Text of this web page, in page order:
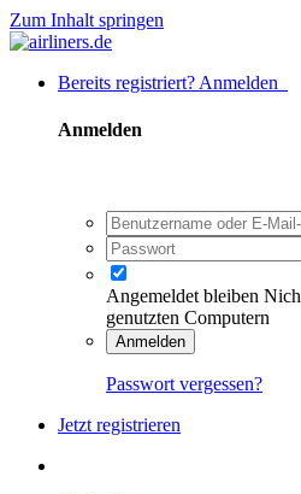
Zum Inhalt springen
Bereits registriert? Anmelden
Anmelden
Angemeldet bleiben
genutzten Computern
Anmelden
Passwort vergessen?
Jetzt registrieren